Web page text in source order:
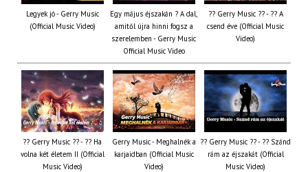
Legyek jó - Gerry Music
(Official Music Video)
Egy május éjszakán ? A dal,
amitől újra hinni fogsz a
szerelemben - Gerry Music
Official Music Video
?? Gerry Music ?? - ?? A
csend éve (Official Music
Video)
?? Gerry Music ?? - ?? Ha
volna két életem II (Official
Music Video)
Gerry Music - Meghalnék a
karjaidban (Official Music
Video)
?? Gerry Music ?? - ?? Szánd
rám az éjszakát (Official
Music Video)